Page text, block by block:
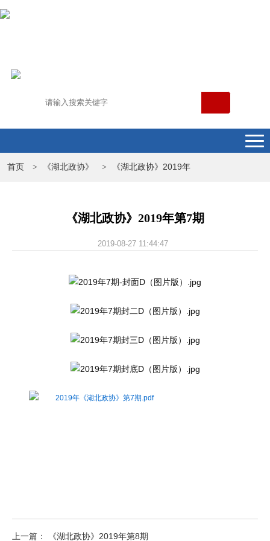
首页 > 《湖北政协》 > 《湖北政协》2019年
《湖北政协》2019年第7期
2019-08-27 11:44:47
2019年《湖北政协》第7期.pdf
上一篇： 《湖北政协》2019年第8期